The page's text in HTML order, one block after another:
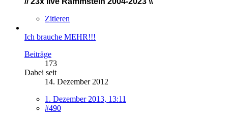
Zitieren
Ich brauche MEHR!!!
Beiträge
173
Dabei seit
14. Dezember 2012
1. Dezember 2013, 13:11
#490